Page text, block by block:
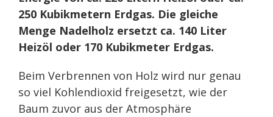
250 Kubikmetern Erdgas. Die gleiche
Menge Nadelholz ersetzt ca. 140 Liter
Heizöl oder 170 Kubikmeter Erdgas.
Beim Verbrennen von Holz wird nur genau
so viel Kohlendioxid freigesetzt, wie der
Baum zuvor aus der Atmosphäre